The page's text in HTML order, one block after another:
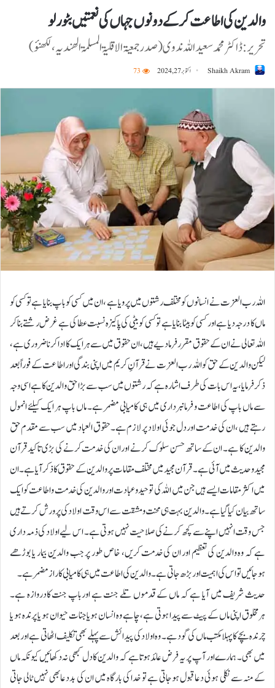
والدین کی اطاعت کرکے دونوں جہاں کی نعمتیں بٹور لو
تحریر: ڈاکٹر محمد سعید اللہ ندوی (صدرجمعیۃ الاقلیۃ المسلمۃ الھندیہ ،لکھنؤ)
Shaikh Akram اکتوبر 27, 2024 73
اللہ رب العزت نے انسانوں کو مختلف رشتوں میں پرویا ہے ،ان میں کسی کو باپ بنایا ہے تو کسی کو
ماں کا درجہ دیا ہے اور کسی کوبیٹا بنایا ہے تو کسی کو بیٹی کی پاکیزہ نسبت عطا کی ہے غرض ر شتے بناکر
اللہ تعالی نے ان کے حقوق مقر ر فرمادیے ہیں ، ان حقوق میں سے ہر ایک کا ادا کر نا ضروری ہے ،
لیکن والد ین کے حق کو اللہ رب العزت نے قرآنِ کریم میں اپنی بندگی اورا طا عت کے فوراً بعد
ذکر فرمایا ، یہ اس بات کی طرف اشا رہ ہے کہ رشتوں میں سب سے بڑا حق والدین کا ہے اسی وجہ
سے ماں باپ کی اطاعت و فرمانبرداری میں ہی کامیابی مضمر ہے۔ ماں باپ ہر ایک کیلئے انمول
رہتے ہیں ، ان کی خدمت اور دل جوئی اولاد پر لازم ہے۔حقوق العباد میں سب سے مقدم حق
والدین کا ہے۔ ان کے ساتھ حسن سلوک کرنے اوران کی خدمت کرنے کی بڑی تاکید قرآن
مجید وحدیث میں آئی ہے۔ قرآن مجید میں مختلف مقامات پر والدین کے حقوق کاذکر آیا ہے۔ان
میں اکثر مقامات ایسے ہیں جن میں اللہ کی توحید وعبادت اوروالدین کی خدمت واطاعت کوایک
ساتھ بیان کیاگیا ہے۔ والدین بہت ہی محنت ومشقت سے اس وقت اولاد کی پرورش کرتے ہیں
جس وقت انہیں اپنے سے کچھ کرنے کی صلاحیت نہیں ہوتی ہے۔ اس لیے اولاد کی ذمہ داری
ہے کہ وہ والدین کی تعظیم اور ان کی خدمت کریں، خاص طور پر جب والدین بیمار یا بوڑھے
ہوجائیں تواس کی اہمیت اور بڑھ جاتی ہے۔والدین کی اطاعت میں ہی کامیابی کاراز مضمرہے۔
حدیث شریف میں آیا ہے کہ ماں کے قدموں تلے جنت ہے اورباپ جنت کادروازہ ہے۔
ہرمخلوق اپنی ماں کے پیٹ سے پیدا ہوتی ہے، چاہے وہ انسان ہویا جنات حیوان ہو یا پرندہ ہو یا
چرندہ بچے کاپہلا مکتب ماں کی گود ہے۔ وہ اولاد کی پیدائش سے پہلے بھی تکلیف اٹھاتی ہے اوربعد
میں بھی۔ ہمارے اور آپ پر یہ فرض عائد ہوتاہے کہ والدین کادل کبھی نہ دکھائیں کیونکہ ماں
کے منہ سے نکلی ہوئی دعا قبول ہوجاتی ہے تو خدا کی بارگاہ میں ان کی بددعابھی نہیں ٹالی جاتی